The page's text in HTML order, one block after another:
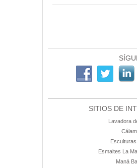
SITIOS DE
Lavadora
Esmaltes La
Maná